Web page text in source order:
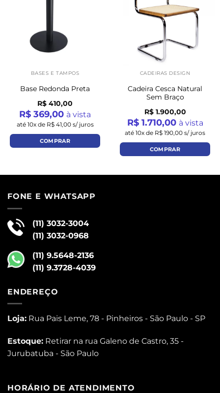
BASES E TAMPOS
Base Redonda Preta
R$ 410,00
R$ 369,00 à vista
até 10x de R$ 41,00 s/ juros
COMPRAR
CADEIRAS DESIGN
Cadeira Cesca Natural
Sem Braço
R$ 1.900,00
R$ 1.710,00 à vista
até 10x de R$ 190,00 s/ juros
COMPRAR
FONE E WHATSAPP
(11) 3032-3004
(11) 3032-0968
(11) 9.5648-2136
(11) 9.3728-4039
ENDEREÇO
Loja: Rua Pais Leme, 78 - Pinheiros - São Paulo - SP
Estoque: Retirar na rua Galeno de Castro, 35 -
Jurubatuba - São Paulo
HORÁRIO DE ATENDIMENTO